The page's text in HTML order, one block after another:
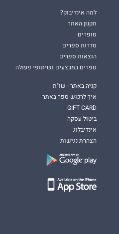
למה אינדיבוק?
תקנון האתר
סופרים
סדרות ספרים
הוצאות ספרים
ספרים במבצעים ושיתופי פעולה
קניה באתר - שו"ת
איך לרכוש ספר באתר
GIFT CARD
ביטול עסקה
אינדיבלוג
הצהרת נגישות